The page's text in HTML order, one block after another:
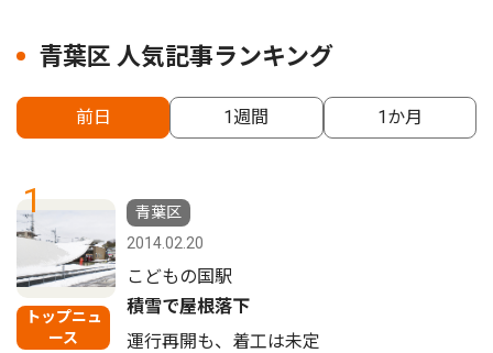
青葉区 人気記事ランキング
前日 1週間 1か月
1
トップニュ
ース
青葉区
2014.02.20
こどもの国駅
積雪で屋根落下
運行再開も、着工は未定